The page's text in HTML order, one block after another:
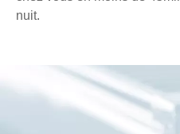
nuit.